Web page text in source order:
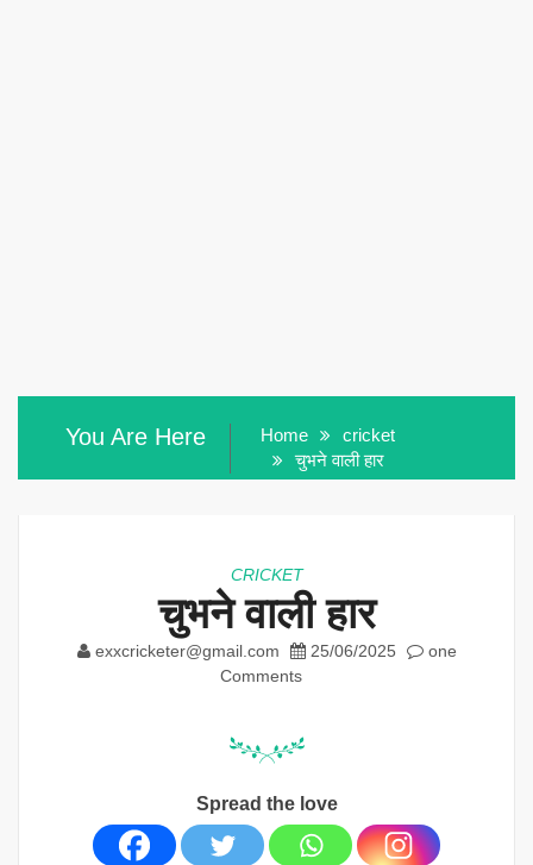
You Are Here Home
cricket
चुभने वाली हार
CRICKET
चुभने वाली हार
exxcricketer@gmail.com 25/06/2025
one
Comments
Spread the love